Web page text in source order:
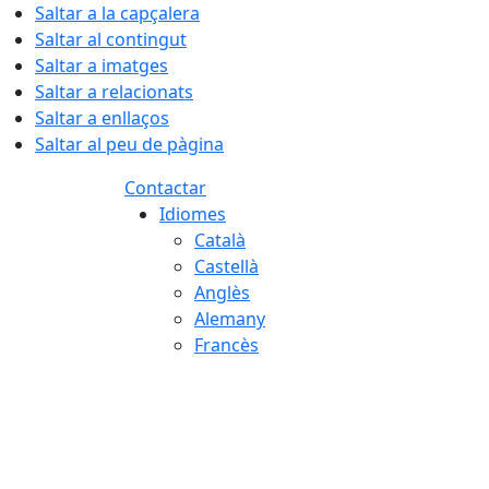
Saltar a la capçalera
Saltar al contingut
Saltar a imatges
Saltar a relacionats
Saltar a enllaços
Saltar al peu de pàgina
Contactar
Idiomes
Català
Castellà
Anglès
Alemany
Francès